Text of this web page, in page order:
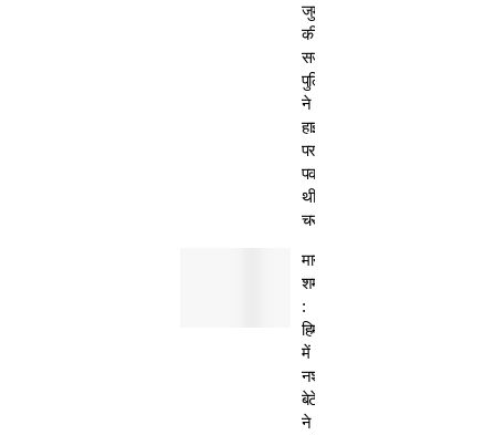
जुर्माने
की
सजा,
पुलिस
ने
हाईवे
पर
पकड़ी
थी
चरस
मानवता
शर्मसार
:
हिमाचल
में
नशेड़ी
बेटे
ने